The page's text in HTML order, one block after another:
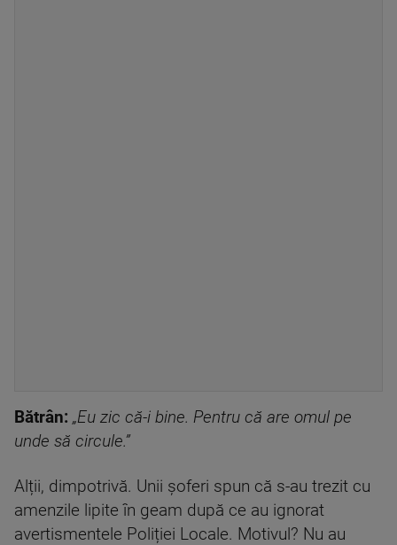
Bătrân: „Eu zic că-i bine. Pentru că are omul pe
unde să circule.”
Alții, dimpotrivă. Unii șoferi spun că s-au trezit cu
amenzile lipite în geam după ce au ignorat
avertismentele Poliției Locale. Motivul? Nu au